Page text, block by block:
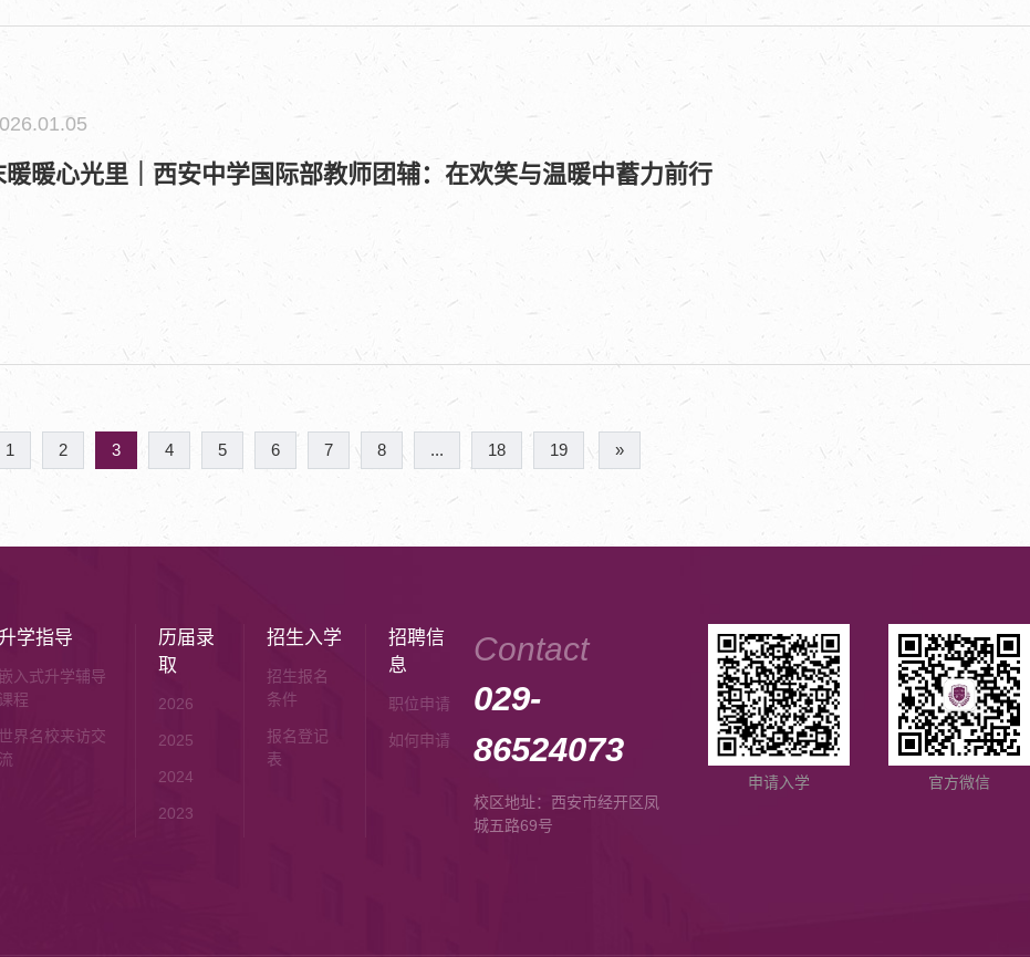
暖暖心光里｜西安中学国际部教师团辅：在欢笑与温暖中蓄力前行
1 2 3 4 5 6 7 8 ... 18 19 »
学指导
嵌入式升学辅导
课程
世界名校来访交
流
历届录
取
2026
2025
2024
2023
招生入学
招生报名
条件
报名登记
表
招聘信
息
职位申请
如何申请
Contact
029-
86524073
校区地址：西安市经开区凤
城五路69号
申请入学 官方微信